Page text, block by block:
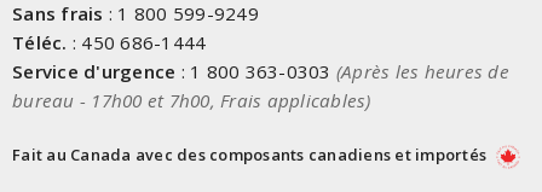
Sans frais : 1 800 599-9249
Téléc. : 450 686-1444
Service d'urgence : 1 800 363-0303 (Après les heures de
bureau - 17h00 et 7h00, Frais applicables)
Fait au Canada avec des composants canadiens et importés